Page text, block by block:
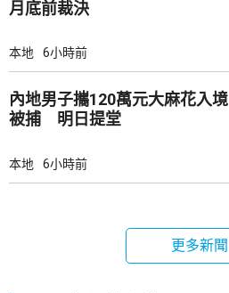
月底前裁決
本地 6小時前
內地男子攜120萬元大麻花入境
被捕 明日提堂
本地 6小時前
更多新聞